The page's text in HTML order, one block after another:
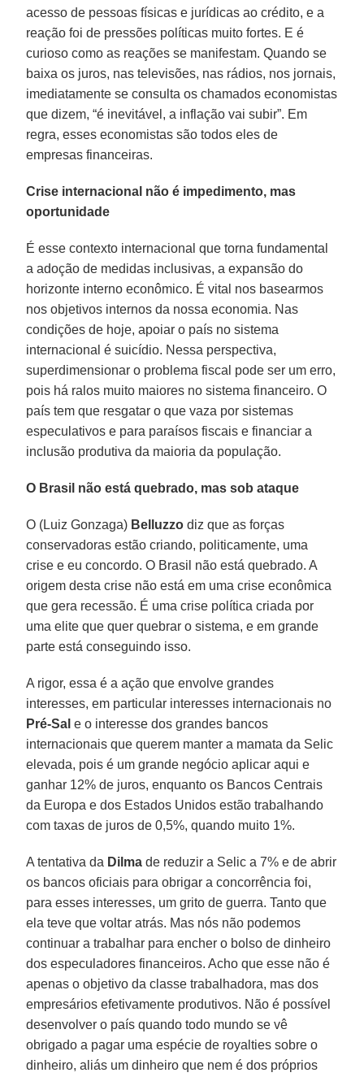
acesso de pessoas físicas e jurídicas ao crédito, e a
reação foi de pressões políticas muito fortes. E é
curioso como as reações se manifestam. Quando se
baixa os juros, nas televisões, nas rádios, nos jornais,
imediatamente se consulta os chamados economistas
que dizem, “é inevitável, a inflação vai subir”. Em
regra, esses economistas são todos eles de
empresas financeiras.
Crise internacional não é impedimento, mas
oportunidade
É esse contexto internacional que torna fundamental
a adoção de medidas inclusivas, a expansão do
horizonte interno econômico. É vital nos basearmos
nos objetivos internos da nossa economia. Nas
condições de hoje, apoiar o país no sistema
internacional é suicídio. Nessa perspectiva,
superdimensionar o problema fiscal pode ser um erro,
pois há ralos muito maiores no sistema financeiro. O
país tem que resgatar o que vaza por sistemas
especulativos e para paraísos fiscais e financiar a
inclusão produtiva da maioria da população.
O Brasil não está quebrado, mas sob ataque
O (Luiz Gonzaga) Belluzzo diz que as forças
conservadoras estão criando, politicamente, uma
crise e eu concordo. O Brasil não está quebrado. A
origem desta crise não está em uma crise econômica
que gera recessão. É uma crise política criada por
uma elite que quer quebrar o sistema, e em grande
parte está conseguindo isso.
A rigor, essa é a ação que envolve grandes
interesses, em particular interesses internacionais no
Pré-Sal e o interesse dos grandes bancos
internacionais que querem manter a mamata da Selic
elevada, pois é um grande negócio aplicar aqui e
ganhar 12% de juros, enquanto os Bancos Centrais
da Europa e dos Estados Unidos estão trabalhando
com taxas de juros de 0,5%, quando muito 1%.
A tentativa da Dilma de reduzir a Selic a 7% e de abrir
os bancos oficiais para obrigar a concorrência foi,
para esses interesses, um grito de guerra. Tanto que
ela teve que voltar atrás. Mas nós não podemos
continuar a trabalhar para encher o bolso de dinheiro
dos especuladores financeiros. Acho que esse não é
apenas o objetivo da classe trabalhadora, mas dos
empresários efetivamente produtivos. Não é possível
desenvolver o país quando todo mundo se vê
obrigado a pagar uma espécie de royalties sobre o
dinheiro, aliás um dinheiro que nem é dos próprios